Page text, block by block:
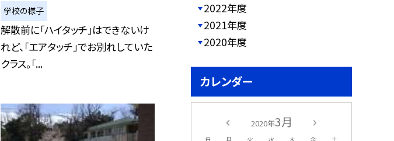
学校の様子
解散前に「ハイタッチ」はできないけ
れど、「エアタッチ」でお別れしていた
クラス。「...
2022年度
2021年度
2020年度
カレンダー
2020年3月